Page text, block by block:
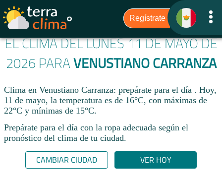
EL CLIMA DEL LUNES 11 DE MAYO DE
2026 PARAVENUSTIANO CARRANZA
Clima en Venustiano Carranza: prepárate para el día . Hoy,
11 de mayo, la temperatura es de 16°C, con máximas de
22°C y mínimas de 15°C.
Prepárate para el día con la ropa adecuada según el
pronóstico del clima de tu ciudad.​
CAMBIAR CIUDAD VER HOY